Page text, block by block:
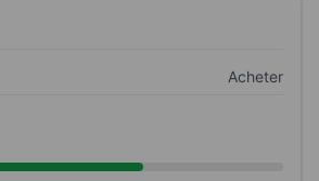
Acheter